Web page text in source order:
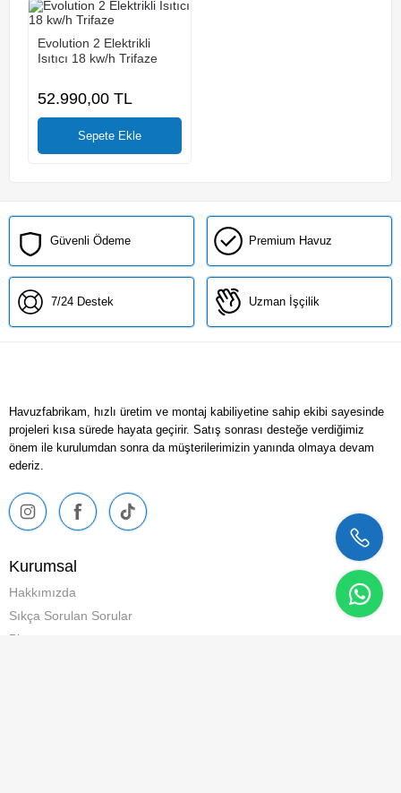
Evolution 2 Elektrikli
Isıtıcı 18 kw/h Trifaze
52.990,00 TL
Güvenli Ödeme Premium Havuz
7/24 Destek Uzman İşçilik
Havuzfabrikam, hızlı üretim ve montaj kabiliyetine sahip ekibi sayesinde
projeleri kısa sürede hayata geçirir. Satış sonrası desteğe verdiğimiz
önem ile kurulumdan sonra da müşterilerimizin yanında olmaya devam
ederiz.
Kurumsal
Hakkımızda
Sıkça Sorulan Sorular
Blog